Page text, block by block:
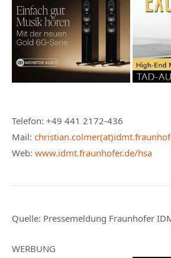
Telefon: +49 441 2172-436
Mail:
Web: www.idmt.fraunhofer.de/hsa
Quelle: Pressemeldung Fraunhofer
WERBUNG